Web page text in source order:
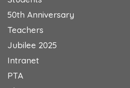
50th Anniversary
Teachers
Jubilee 2025
Intranet
PTA